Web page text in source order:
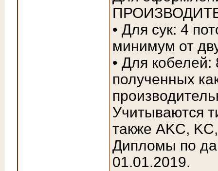
• Для сук: 4
минимум от
• Для
полученных
Учитываются
также AKC,
Дипломы по
01.01.2019.